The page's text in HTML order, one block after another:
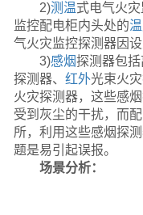
2)测温式电气火
监控配电柜内头处的
气火灾监控探测器因
3)感烟探测器包
探测器、 红外光束火
火灾探测器，这些感
受到灰尘的干扰，而
所，利用这些感烟探
题是易引起误报。
场景分析：